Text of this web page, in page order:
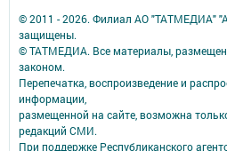
© 2011 - 2026. Филиал АО "ТАТМЕДИА"
защищены.
© ТАТМЕДИА. Все материалы,
законом.
Перепечатка, воспроизведение и
информации,
размещенной на сайте, возможна
редакций СМИ.
При поддержке Республиканского